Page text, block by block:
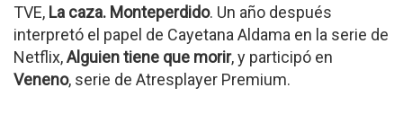
TVE, La caza. Monteperdido. Un año después
interpretó el papel de Cayetana Aldama en la serie de
Netflix,Alguien tiene que morir, y participó en
Veneno, serie de Atresplayer Premium.